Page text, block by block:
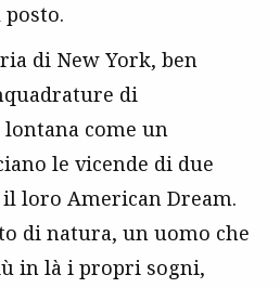
di New York, ben
di
come un
le vicende di due
loro American Dream.
di natura, un uomo che
in là i propri sogni,